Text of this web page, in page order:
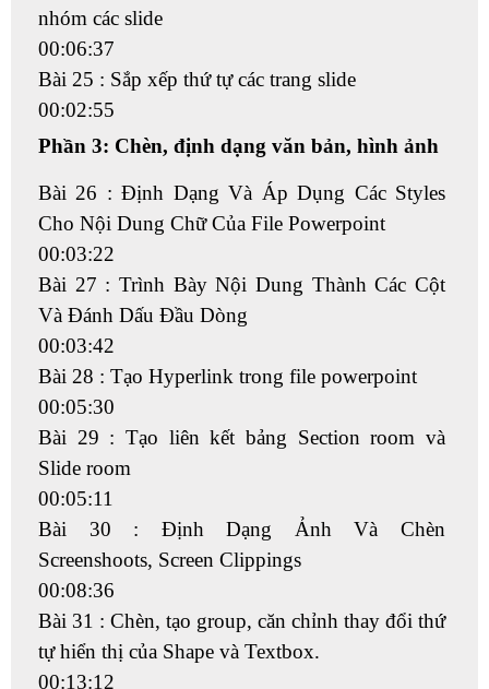
nhóm các slide
00:06:37
Bài 25 : Sắp xếp thứ tự các trang slide
00:02:55
Phần 3: Chèn, định dạng văn bản, hình ảnh
Bài 26 : Định Dạng Và Áp Dụng Các Styles
Cho Nội Dung Chữ Của File Powerpoint
00:03:22
Bài 27 : Trình Bày Nội Dung Thành Các Cột
Và Đánh Dấu Đầu Dòng
00:03:42
Bài 28 : Tạo Hyperlink trong file powerpoint
00:05:30
Bài 29 : Tạo liên kết bảng Section room và
Slide room
00:05:11
Bài 30 : Định Dạng Ảnh Và Chèn
Screenshoots, Screen Clippings
00:08:36
Bài 31 : Chèn, tạo group, căn chỉnh thay đổi thứ
tự hiển thị của Shape và Textbox.
00:13:12